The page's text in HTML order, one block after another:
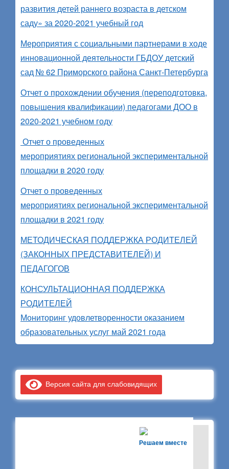
развития детей раннего возраста в детском
саду» за 2020-2021 учебный год
Мероприятия с социальными партнерами в ходе
инновационной деятельности ГБДОУ детский
сад № 62 Приморского района Санкт-Петербурга
Отчет о прохождении обучения (переподготовка,
повышения квалификации) педагогами ДОО в
2020-2021 учебном году
Отчет о проведенных
мероприятиях региональной экспериментальной
площадки в 2020 году
Отчет о проведенных
мероприятиях региональной экспериментальной
площадки в 2021 году
МЕТОДИЧЕСКАЯ ПОДДЕРЖКА РОДИТЕЛЕЙ
(ЗАКОННЫХ ПРЕДСТАВИТЕЛЕЙ) И
ПЕДАГОГОВ
КОНСУЛЬТАЦИОННАЯ ПОДДЕРЖКА
РОДИТЕЛЕЙ
Мониторинг удовлетворенности оказанием
образовательных услуг май 2021 года
Версия сайта для слабовидящих
Решаем вместе